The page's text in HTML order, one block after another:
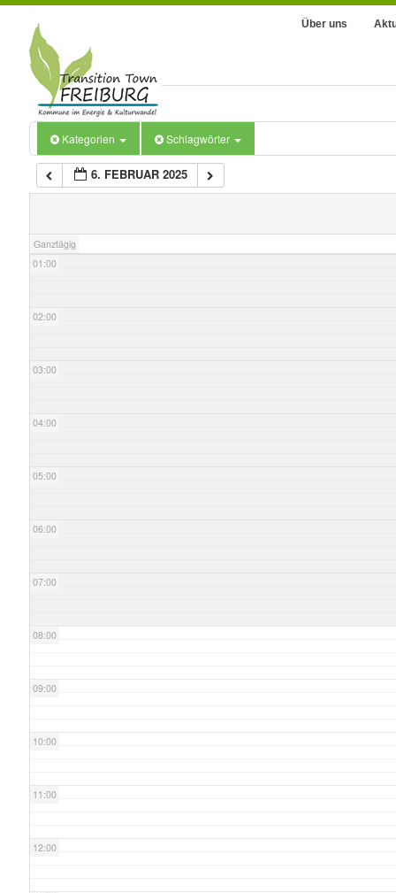
Über uns
Kategorien Schlagwörter
6. FEBRUAR 2025
Ganztägig
01:00
02:00
03:00
04:00
05:00
06:00
07:00
08:00
09:00
10:00
11:00
12:00